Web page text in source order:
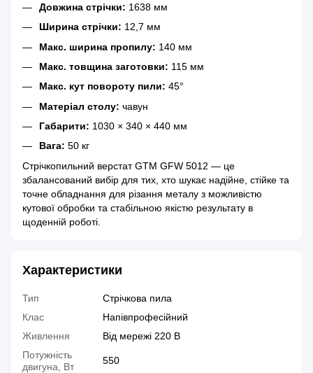
Довжина стрічки: 1638 мм
Ширина стрічки: 12,7 мм
Макс. ширина пропилу: 140 мм
Макс. товщина заготовки: 115 мм
Макс. кут повороту пили: 45°
Матеріал столу: чавун
Габарити: 1030 × 340 × 440 мм
Вага: 50 кг
Стрічкопильний верстат GTM GFW 5012 — це
збалансований вибір для тих, хто шукає надійне, стійке та
точне обладнання для різання металу з можливістю
кутової обробки та стабільною якістю результату в
щоденній роботі.
Характеристики
Тип
Стрічкова пила
Клас
Напівпрофесійний
Живлення
Від мережі 220 В
Потужність
двигуна, Вт
550